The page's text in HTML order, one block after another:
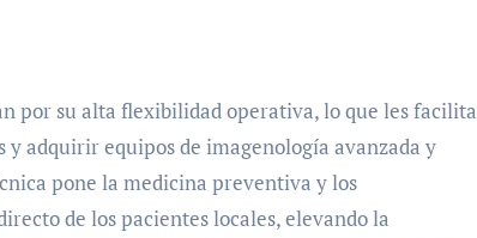
por su alta flexibilidad operativa, lo que les facilita
adquirir equipos de imagenología avanzada y
pone la medicina preventiva y los
de los pacientes locales, elevando la